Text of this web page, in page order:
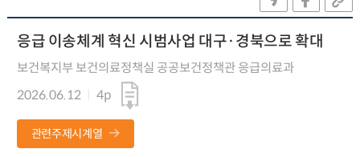
응급 이송체계 혁신 시범사업 대구·경북으로 확대
보건복지부 보건의료정책실 공공보건정책관 응급의료과
2026.06.12
4p
관련주제시계열